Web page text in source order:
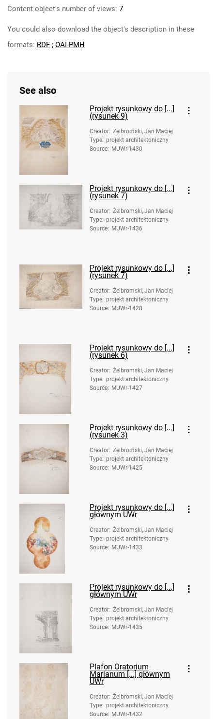
Content object's number of views: 7
You could also download the object's description in these
formats: RDF ; OAI-PMH
See also
Projekt rysunkowy do [...]
(rysunek 9)
Creator: Żelbromski, Jan Maciej
Type: projekt architektoniczny
Source: MUWr-1430
Projekt rysunkowy do [...]
(rysunek 7)
Creator: Żelbromski, Jan Maciej
Type: projekt architektoniczny
Source: MUWr-1436
Projekt rysunkowy do [...]
(rysunek 7)
Creator: Żelbromski, Jan Maciej
Type: projekt architektoniczny
Source: MUWr-1428
Projekt rysunkowy do [...]
(rysunek 6)
Creator: Żelbromski, Jan Maciej
Type: projekt architektoniczny
Source: MUWr-1427
Projekt rysunkowy do [...]
(rysunek 3)
Creator: Żelbromski, Jan Maciej
Type: projekt architektoniczny
Source: MUWr-1425
Projekt rysunkowy do [...]
głównym UWr
Creator: Żelbromski, Jan Maciej
Type: projekt architektoniczny
Source: MUWr-1433
Projekt rysunkowy do [...]
głównym UWr
Creator: Żelbromski, Jan Maciej
Type: projekt architektoniczny
Source: MUWr-1435
Plafon Oratorium
Marianum [...] głównym
UWr
Creator: Żelbromski, Jan Maciej
Type: projekt architektoniczny
Source: MUWr-1432